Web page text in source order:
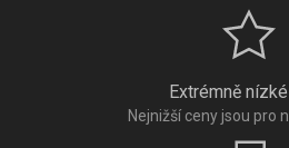
Extrémně
Nejnižší ceny jsou pro